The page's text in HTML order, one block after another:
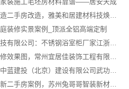
匠心施工家装改造二手房改造，雅美和居建材科技焕新您的家
装修实景案例_顶派全铝高端定制
江苏东钢金属科技有限公司：不锈钢浴室柜厂家江浙沪招商加盟
性价比高旧房翻新二手房案例，苏州兔哥哥智装新材料有限公司